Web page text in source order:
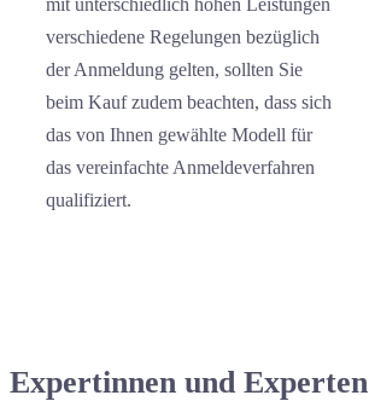
mit unterschiedlich hohen Leistungen
verschiedene Regelungen bezüglich
der Anmeldung gelten, sollten Sie
beim Kauf zudem beachten, dass sich
das von Ihnen gewählte Modell für
das vereinfachte Anmeldeverfahren
qualifiziert.
Expertinnen und Experten